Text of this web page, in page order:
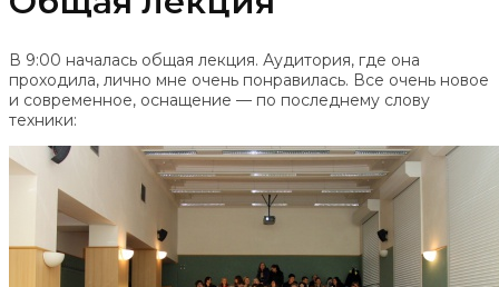
В 9:00 началась общая лекция. Аудитория, где она
проходила, лично мне очень понравилась. Все очень новое
и современное, оснащение — по последнему слову
техники: